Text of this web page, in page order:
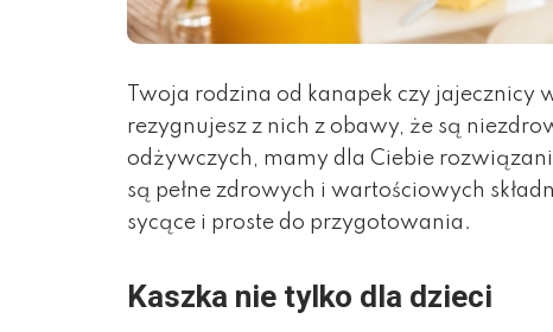
Twoja rodzina od kanapek czy jajecznicy
rezygnujesz z nich z obawy, że są
odżywczych, mamy dla Ciebie
są pełne zdrowych i wartościowych
sycące i proste do przygotowania.
Kaszka nie tylko dla dzieci